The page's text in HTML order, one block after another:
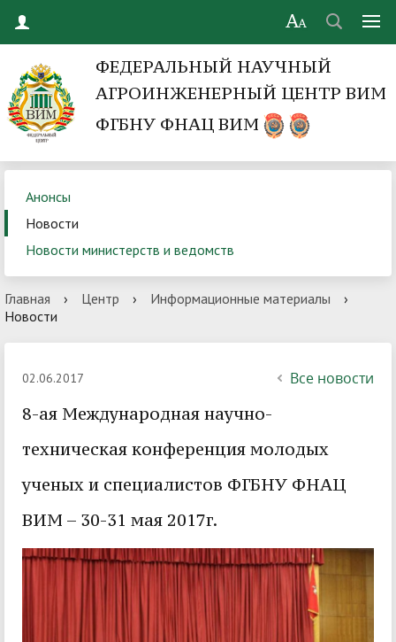
ФЕДЕРАЛЬНЫЙ НАУЧНЫЙ
АГРОИНЖЕНЕРНЫЙ ЦЕНТР ВИМ
ФГБНУ ФНАЦ ВИМ
Анонсы
Новости
Новости министерств и ведомств
Главная › Центр › Информационные материалы
›
Новости
02.06.2017 Все новости
8-ая Международная научно-
техническая конференция молодых
ученых и специалистов ФГБНУ ФНАЦ
ВИМ – 30-31 мая 2017г.